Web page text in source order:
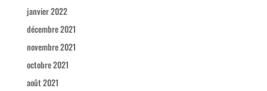
janvier 2022
décembre 2021
novembre 2021
octobre 2021
août 2021